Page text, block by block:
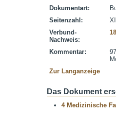
Dokumentart:
Seitenzahl:
Verbund-
Nachweis:
Kommentar:
Zur Langanzeige
Das Dokument
4 Medizinische